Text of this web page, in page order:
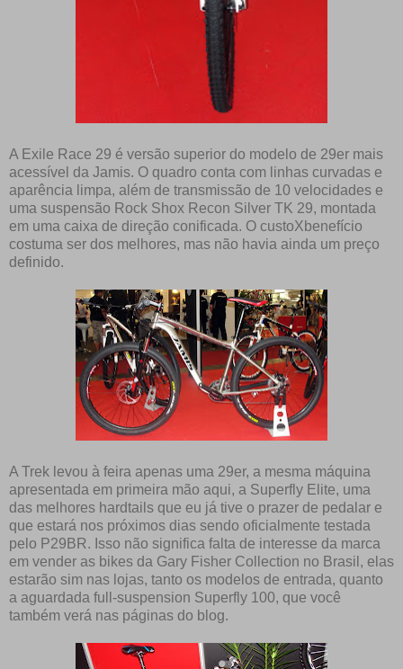
A Exile Race 29 é versão superior do modelo de 29er mais
acessível da Jamis. O quadro conta com linhas curvadas e
aparência limpa, além de transmissão de 10 velocidades e
uma suspensão Rock Shox Recon Silver TK 29, montada
em uma caixa de direção conificada. O custoXbenefício
costuma ser dos melhores, mas não havia ainda um preço
definido.
A Trek levou à feira apenas uma 29er, a mesma máquina
apresentada em primeira mão aqui, a Superfly Elite, uma
das melhores hardtails que eu já tive o prazer de pedalar e
que estará nos próximos dias sendo oficialmente testada
pelo P29BR. Isso não significa falta de interesse da marca
em vender as bikes da Gary Fisher Collection no Brasil, elas
estarão sim nas lojas, tanto os modelos de entrada, quanto
a aguardada full-suspension Superfly 100, que você
também verá nas páginas do blog.